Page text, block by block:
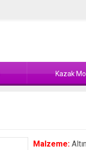
Kazak
Malzeme: